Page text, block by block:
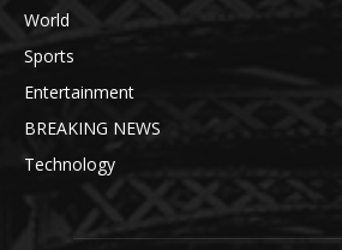
World
Sports
Entertainment
BREAKING NEWS
Technology